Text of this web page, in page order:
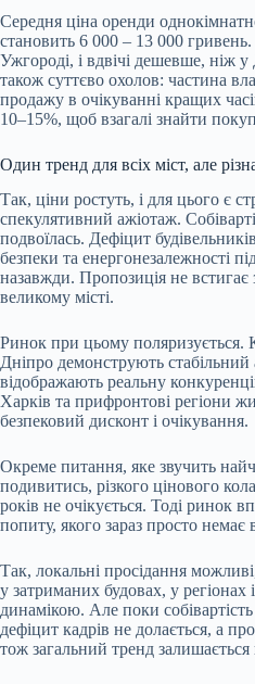
Середня ціна оренди
становить 6 000 – 13 000
Ужгороді, і вдвічі дешевше, ніж
також суттєво охолов: частина
продажу в очікуванні кращих
10–15%, щоб взагалі знайти
Один тренд для всіх міст, але
Так, ціни ростуть, і для цього є
спекулятивний ажіотаж.
подвоїлась. Дефіцит
безпеки та енергонезалежності
назавжди. Пропозиція не
великому місті.
Ринок при цьому поляризується.
Дніпро демонструють
відображають реальну
Харків та прифронтові регіони
безпековий дисконт і очікування.
Окреме питання, яке звучить
подивитись, різкого цінового
років не очікується. Тоді ринок
попиту, якого зараз просто немає
Так, локальні просідання
у затриманих будовах, у
динамікою. Але поки
дефіцит кадрів не долається, а
тож загальний тренд